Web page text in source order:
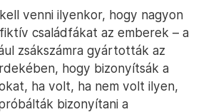
venni ilyenkor, hogy nagyon
családfákat az emberek – a
zsákszámra gyártották az
hogy bizonyítsák a
ha volt, ha nem volt ilyen,
bizonyítani a